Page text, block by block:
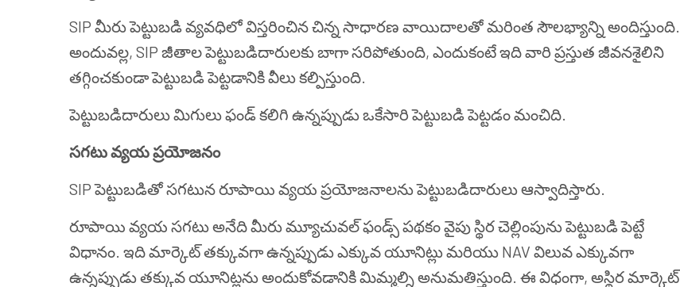
SIP మీరు పెట్టుబడి వ్యవధిలో విస్తరించిన చిన్న సాధారణ వాయిదాలతో మరింత సౌలభ్యాన్ని అందిస్తుంది.
అందువల్ల, SIP జీతాల పెట్టుబడిదారులకు బాగా సరిపోతుంది, ఎందుకంటే ఇది వారి ప్రస్తుత జీవనశైలిని
తగ్గించకుండా పెట్టుబడి పెట్టడానికి వీలు కల్పిస్తుంది.
పెట్టుబడిదారులు మిగులు ఫండ్ కలిగి ఉన్నప్పుడు ఒకేసారి పెట్టుబడి పెట్టడం మంచిది.
సగటు వ్యయ ప్రయోజనం
SIP పెట్టుబడితో సగటున రూపాయి వ్యయ ప్రయోజనాలను పెట్టుబడిదారులు ఆస్వాదిస్తారు.
రూపాయి వ్యయ సగటు అనేది మీరు మ్యూచువల్ ఫండ్స్ పథకం వైపు స్థిర చెల్లింపును పెట్టుబడి పెట్టే
విధానం. ఇది మార్కెట్ తక్కువగా ఉన్నప్పుడు ఎక్కువ యూనిట్లు మరియు NAV విలువ ఎక్కువగా
ఉన్నప్పుడు తక్కువ యూనిట్లను అందుకోవడానికి మిమ్మల్ని అనుమతిస్తుంది. ఈ విధంగా, అస్థిర మార్కెట్‌